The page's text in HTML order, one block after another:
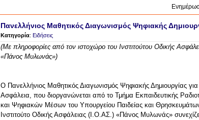
Πανελλήνιος Μαθητικός Διαγωνισμός Ψηφιακής
Κατηγορία: Ειδήσεις
(Με πληροφορίες από τον ιστοχώρο του Ινστιτούτου Οδικής
«Πάνος Μυλωνάς»)
Ο Πανελλήνιος Μαθητικός Διαγωνισμός Ψηφιακής Δημιουργίας
Ασφάλεια, που διοργανώνεται από το Τμήμα Εκπαιδευτικής
και Ψηφιακών Μέσων του Υπουργείου Παιδείας και
Ινστιτούτο Οδικής Ασφάλειας (Ι.Ο.ΑΣ.) «Πάνος Μυλωνάς»